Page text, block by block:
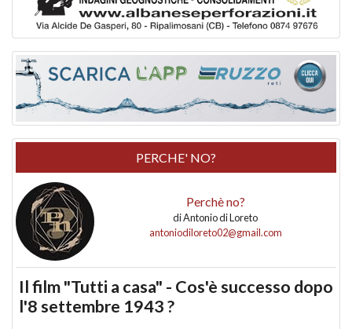
PERCHE' NO?
Perchè no?
diAntonio di Loreto
antoniodiloreto02@gmail.com
Il film "Tutti a casa" - Cos'è successo dopo
l'8 settembre 1943 ?